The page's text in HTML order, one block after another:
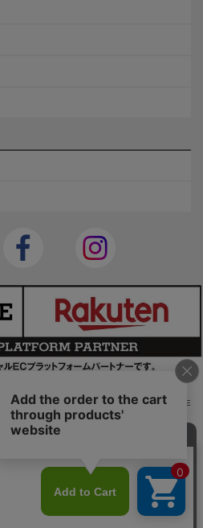
像等の無断での複製・転載を禁止します。
LEAGUE Rakuten Group, Inc. ALL RIGHTS RE
SERVED.